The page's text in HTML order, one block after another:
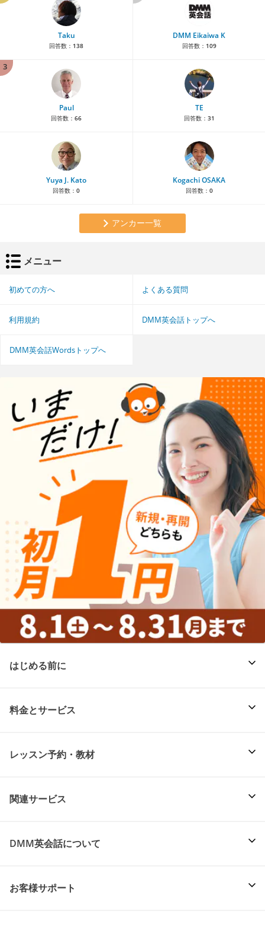
Taku
回答数： 138
DMM Eikaiwa K
回答数： 109
3
Paul
回答数： 66
TE
回答数： 31
Yuya J. Kato
回答数： 0
Kogachi OSAKA
回答数： 0
アンカー一覧
メニュー
初めての方へ よくある質問
利用規約 DMM英会話トップへ
DMM英会話Wordsトップへ
はじめる前に
料金とサービス
レッスン予約・教材
関連サービス
DMM英会話について
お客様サポート